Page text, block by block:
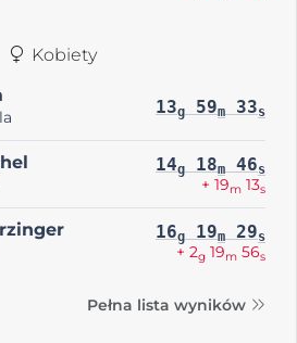
Kobiety
13g 59m 33s
14g 18m 46s
+ 19m 13s
16g 19m 29s
+ 2g 19m 56s
Pełna lista wyników